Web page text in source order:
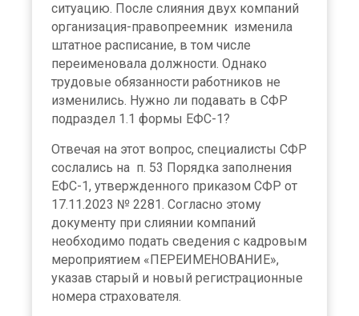
ситуацию. После слияния двух компаний
организация-правопреемник изменила
штатное расписание, в том числе
переименовала должности. Однако
трудовые обязанности работников не
изменились. Нужно ли подавать в СФР
подраздел 1.1 формы ЕФС-1?
Отвечая на этот вопрос, специалисты СФР
сослались на п. 53 Порядка заполнения
ЕФС-1, утвержденного приказом СФР от
17.11.2023 № 2281. Согласно этому
документу при слиянии компаний
необходимо подать сведения с кадровым
мероприятием «ПЕРЕИМЕНОВАНИЕ»,
указав старый и новый регистрационные
номера страхователя.